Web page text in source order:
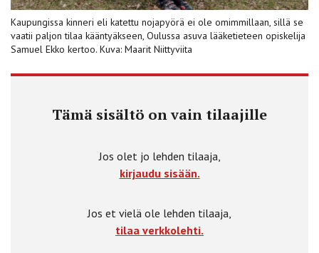
Kaupungissa kinneri eli katettu nojapyörä ei ole omimmillaan, sillä se
vaatii paljon tilaa kääntyäkseen, Oulussa asuva lääketieteen opiskelija
Samuel Ekko kertoo. Kuva: Maarit Niittyviita
Tämä sisältö on vain tilaajille
Jos olet jo lehden tilaaja,
kirjaudu sisään.
Jos et vielä ole lehden tilaaja,
tilaa verkkolehti.